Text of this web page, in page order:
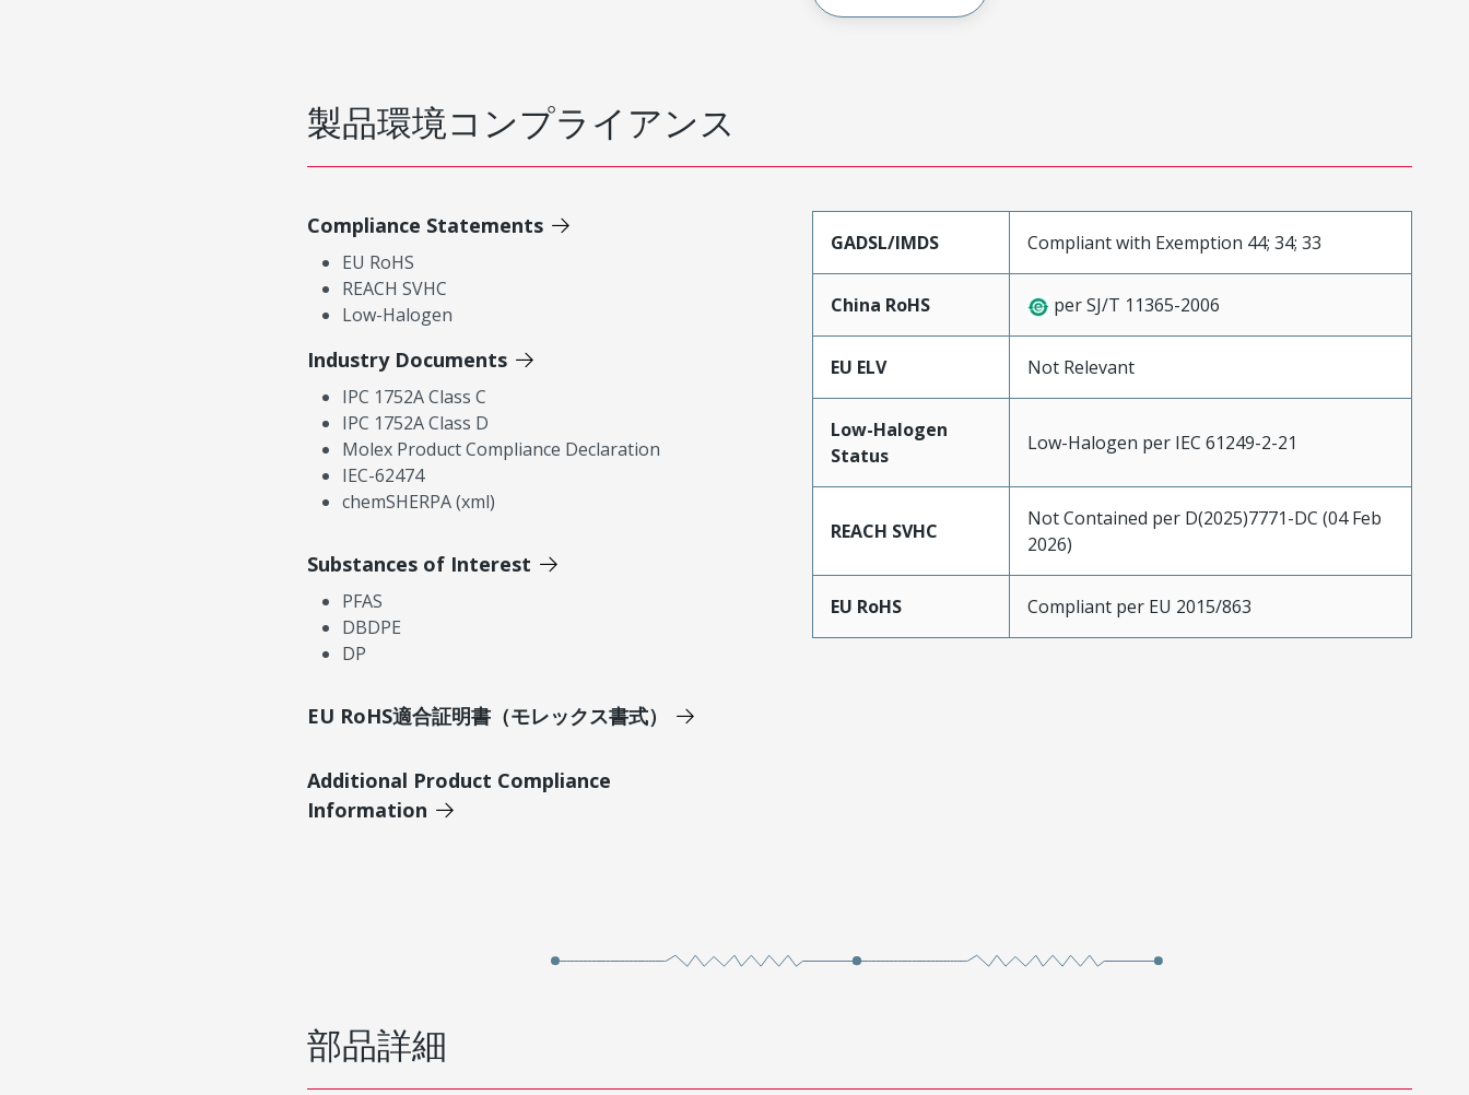
製品環境コンプライアンス
Compliance Statements
EU RoHS
REACH SVHC
Low-Halogen
Industry Documents
IPC 1752A Class C
IPC 1752A Class D
Molex Product Compliance Declaration
IEC-62474
chemSHERPA (xml)
Substances of Interest
PFAS
DBDPE
DP
EU RoHS適合証明書（モレックス書式）
Additional Product Compliance
Information
GADSL/IMDS Compliant with Exemption 44; 34; 33
China RoHS per SJ/T 11365-2006
EU ELV Not Relevant
Low-Halogen
Status
Low-Halogen per IEC 61249-2-21
REACH SVHC
Not Contained per D(2025)7771-DC (04 Feb
2026)
EU RoHS Compliant per EU 2015/863
部品詳細